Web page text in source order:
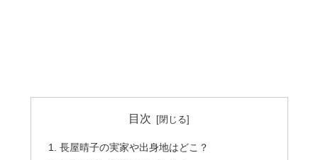
目次
​長屋晴子の実家や出身地はどこ？